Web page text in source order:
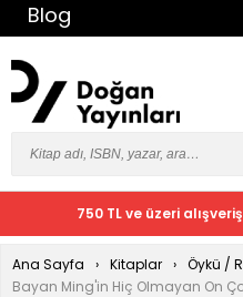
Blog
750 TL ve üzeri
Ana Sayfa Kitaplar
Öykü /
Bayan Ming'in Hiç Olmayan On